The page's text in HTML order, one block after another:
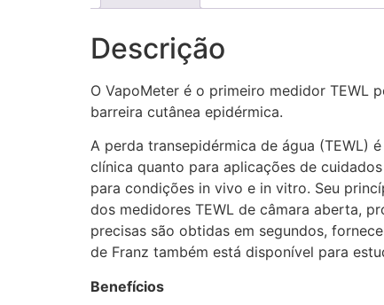
Descrição
O VapoMeter é o primeiro medidor TEWL
barreira cutânea epidérmica.
A perda transepidérmica de água (TEWL)
clínica quanto para aplicações de
para condições in vivo e in vitro. Seu
dos medidores TEWL de câmara aberta,
precisas são obtidas em segundos,
de Franz também está disponível para
Benefícios